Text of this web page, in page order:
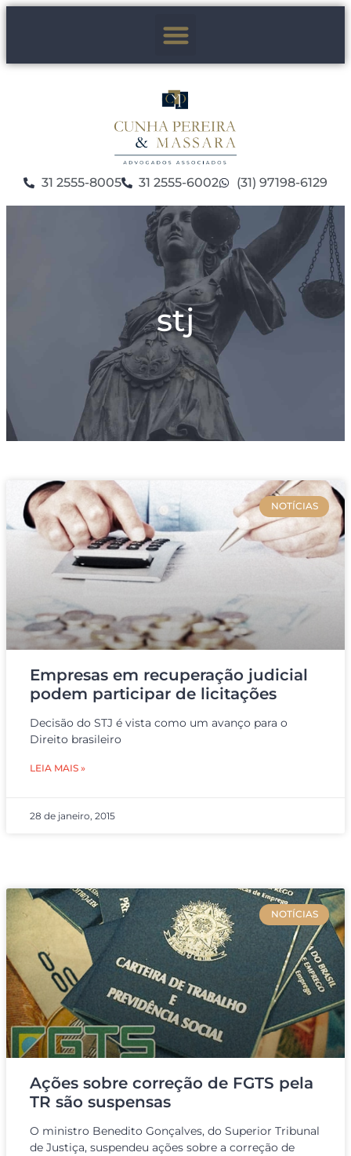
31 2555-8005 31 2555-6002 (31) 97198-6129
stj
NOTÍCIAS
Empresas em recuperação judicial
podem participar de licitações
Decisão do STJ é vista como um avanço para o
Direito brasileiro
LEIA MAIS »
28 de janeiro, 2015
NOTÍCIAS
Ações sobre correção de FGTS pela
TR são suspensas
O ministro Benedito Gonçalves, do Superior Tribunal
de Justiça, suspendeu ações sobre a correção de